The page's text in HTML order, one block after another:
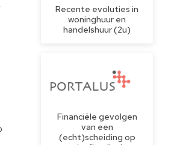
Recente evoluties in
woninghuur en
handelshuur (2u)
Financiële gevolgen
van een
(echt)scheiding op